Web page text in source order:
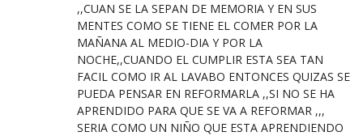
,,CUAN SE LA SEPAN DE MEMORIA Y EN SUS
MENTES COMO SE TIENE EL COMER POR LA
MAÑANA AL MEDIO-DIA Y POR LA
NOCHE,,CUANDO EL CUMPLIR ESTA SEA TAN
FACIL COMO IR AL LAVABO ENTONCES QUIZAS SE
PUEDA PENSAR EN REFORMARLA ,,SI NO SE HA
APRENDIDO PARA QUE SE VA A REFORMAR ,,,
SERIA COMO UN NIÑO QUE ESTA APRENDIENDO